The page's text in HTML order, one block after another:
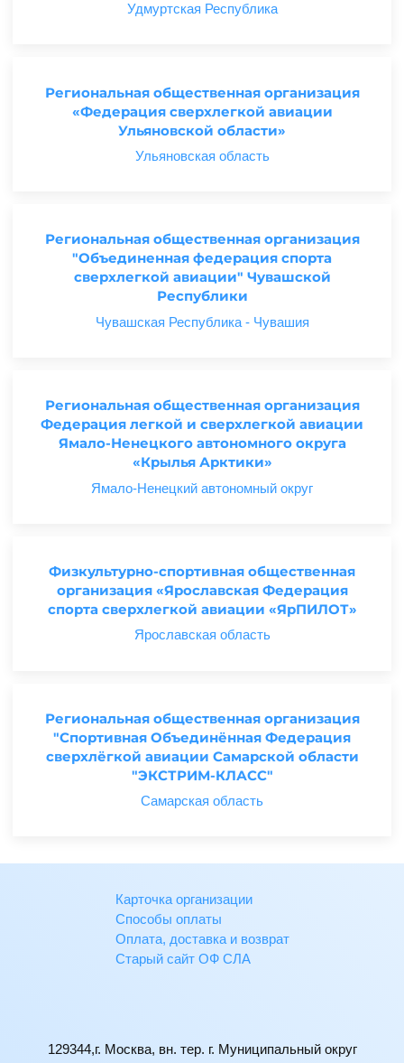
Удмуртская Республика
Региональная общественная организация
«Федерация сверхлегкой авиации
Ульяновской области»
Ульяновская область
Региональная общественная организация
"Объединенная федерация спорта
сверхлегкой авиации" Чувашской
Республики
Чувашская Республика - Чувашия
Региональная общественная организация
Федерация легкой и сверхлегкой авиации
Ямало-Ненецкого автономного округа
«Крылья Арктики»
Ямало-Ненецкий автономный округ
Физкультурно-спортивная общественная
организация «Ярославская Федерация
спорта сверхлегкой авиации «ЯрПИЛОТ»
Ярославская область
Региональная общественная организация
"Спортивная Объединённая Федерация
сверхлёгкой авиации Самарской области
"ЭКСТРИМ-КЛАСС"
Самарская область
Карточка организации
Способы оплаты
Оплата, доставка и возврат
Старый сайт ОФ СЛА
129344,г. Москва, вн. тер. г. Муниципальный округ